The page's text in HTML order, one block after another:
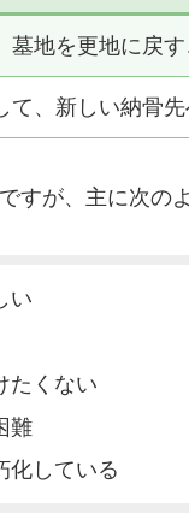
墓地を更地に戻す
て、新しい納骨
すが、主に次の
い
たくない
難
化している